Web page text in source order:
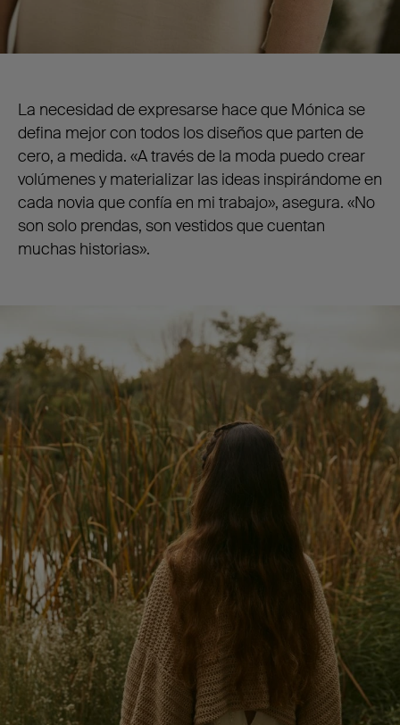
La necesidad de expresarse hace que Mónica se
defina mejor con todos los diseños que parten de
cero, a medida. «A través de la moda puedo crear
volúmenes y materializar las ideas inspirándome en
cada novia que confía en mi trabajo», asegura. «No
son solo prendas, son vestidos que cuentan
muchas historias».